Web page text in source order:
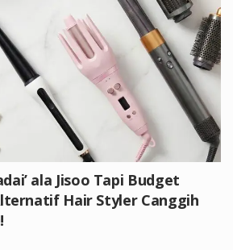
ala Jisoo Tapi Budget
Hair Styler Canggih